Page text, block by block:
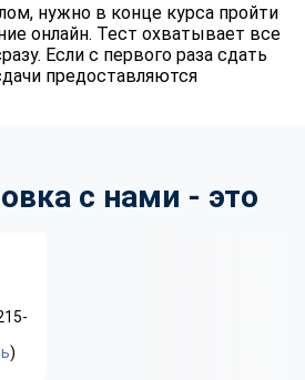
нужно в конце курса пройти
онлайн. Тест охватывает все
Если с первого раза сдать
предоставляются
с нами - это
)